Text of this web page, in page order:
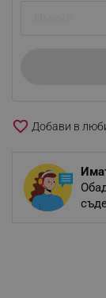
favorite_border